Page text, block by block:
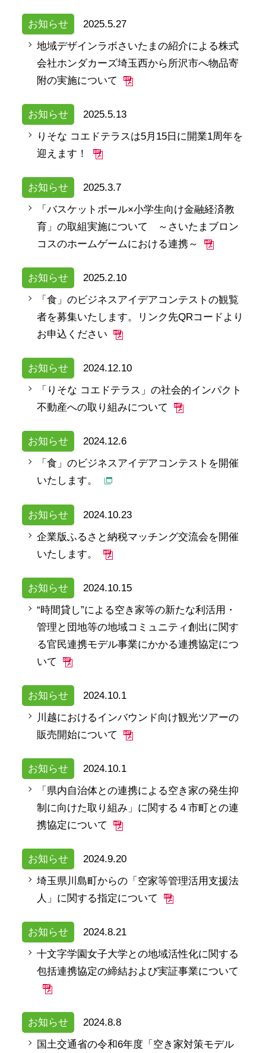
お知らせ
2025.5.27
地域デザインラボさいたまの紹介による株式
会社ホンダカーズ埼玉西から所沢市へ物品寄
附の実施について
お知らせ
2025.5.13
りそな コエドテラスは5月15日に開業1周年を
迎えます！
お知らせ
2025.3.7
「バスケットボール×小学生向け金融経済教
育」の取組実施について ～さいたまブロン
コスのホームゲームにおける連携～
お知らせ
2025.2.10
「食」のビジネスアイデアコンテストの観覧
者を募集いたします。リンク先QRコードより
お申込ください
お知らせ
2024.12.10
「りそな コエドテラス」の社会的インパクト
不動産への取り組みについて
お知らせ
2024.12.6
「食」のビジネスアイデアコンテストを開催
いたします。
お知らせ
2024.10.23
企業版ふるさと納税マッチング交流会を開催
いたします。
お知らせ
2024.10.15
“時間貸し”による空き家等の新たな利活用・
管理と団地等の地域コミュニティ創出に関す
る官民連携モデル事業にかかる連携協定につ
いて
お知らせ
2024.10.1
川越におけるインバウンド向け観光ツアーの
販売開始について
お知らせ
2024.10.1
「県内自治体との連携による空き家の発生抑
制に向けた取り組み」に関する４市町との連
携協定について
お知らせ
2024.9.20
埼玉県川島町からの「空家等管理活用支援法
人」に関する指定について
お知らせ
2024.8.21
十文字学園女子大学との地域活性化に関する
包括連携協定の締結および実証事業について
お知らせ
2024.8.8
国土交通省の令和6年度「空き家対策モデル